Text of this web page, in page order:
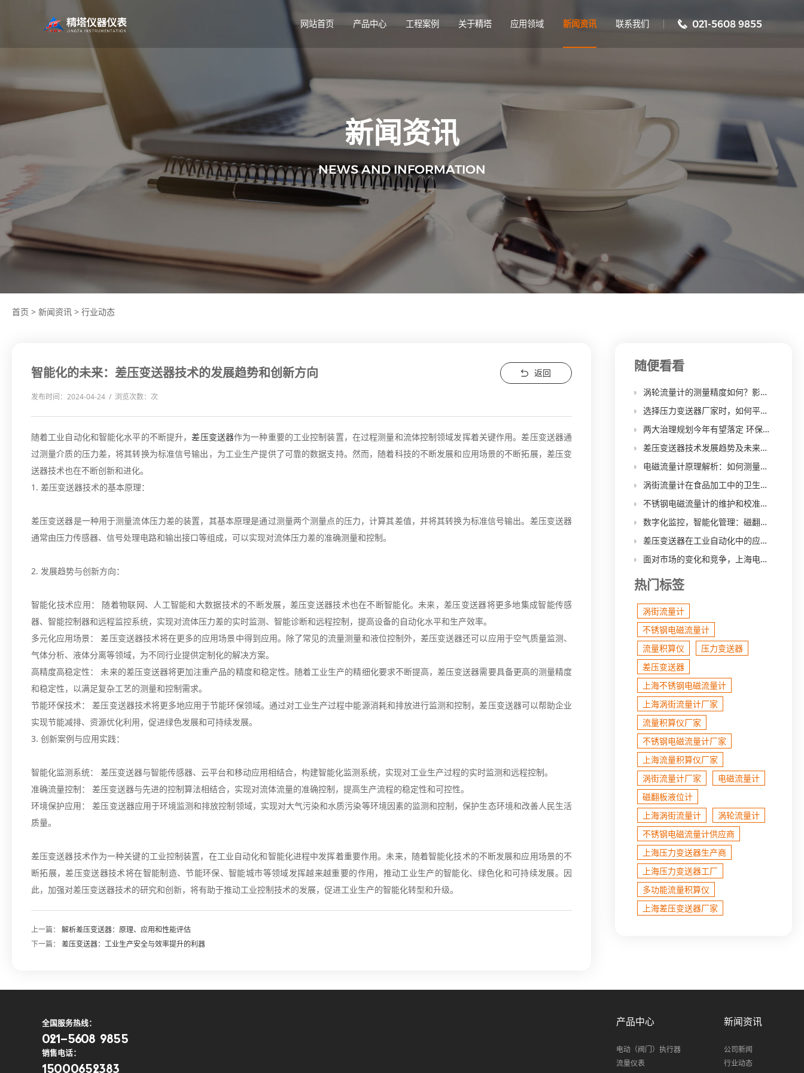
网站首页 产品中心 工程案例 关于精塔 应用领域 新闻资讯 联系我们 021-5608 9855
新闻资讯
NEWS AND INFORMATION
首页 > 新闻资讯 > 行业动态
智能化的未来：差压变送器技术的发展趋势和创新方向 返回
发布时间：2024-04-24 / 浏览次数： 次
随着工业自动化和智能化水平的不断提升，差压变送器作为一种重要的工业控制装置，在过程测量和流体控制领域发挥着关键作用。差压变送器通
过测量介质的压力差，将其转换为标准信号输出，为工业生产提供了可靠的数据支持。然而，随着科技的不断发展和应用场景的不断拓展，差压变
送器技术也在不断创新和进化。
1. 差压变送器技术的基本原理：
差压变送器是一种用于测量流体压力差的装置，其基本原理是通过测量两个测量点的压力，计算其差值，并将其转换为标准信号输出。差压变送器
通常由压力传感器、信号处理电路和输出接口等组成，可以实现对流体压力差的准确测量和控制。
2. 发展趋势与创新方向：
智能化技术应用： 随着物联网、人工智能和大数据技术的不断发展，差压变送器技术也在不断智能化。未来，差压变送器将更多地集成智能传感
器、智能控制器和远程监控系统，实现对流体压力差的实时监测、智能诊断和远程控制，提高设备的自动化水平和生产效率。
多元化应用场景： 差压变送器技术将在更多的应用场景中得到应用。除了常见的流量测量和液位控制外，差压变送器还可以应用于空气质量监测、
气体分析、液体分离等领域，为不同行业提供定制化的解决方案。
高精度高稳定性： 未来的差压变送器将更加注重产品的精度和稳定性。随着工业生产的精细化要求不断提高，差压变送器需要具备更高的测量精度
和稳定性，以满足复杂工艺的测量和控制需求。
节能环保技术： 差压变送器技术将更多地应用于节能环保领域。通过对工业生产过程中能源消耗和排放进行监测和控制，差压变送器可以帮助企业
实现节能减排、资源优化利用，促进绿色发展和可持续发展。
3. 创新案例与应用实践：
智能化监测系统： 差压变送器与智能传感器、云平台和移动应用相结合，构建智能化监测系统，实现对工业生产过程的实时监测和远程控制。
准确流量控制： 差压变送器与先进的控制算法相结合，实现对流体流量的准确控制，提高生产流程的稳定性和可控性。
环境保护应用： 差压变送器应用于环境监测和排放控制领域，实现对大气污染和水质污染等环境因素的监测和控制，保护生态环境和改善人民生活
质量。
差压变送器技术作为一种关键的工业控制装置，在工业自动化和智能化进程中发挥着重要作用。未来，随着智能化技术的不断发展和应用场景的不
断拓展，差压变送器技术将在智能制造、节能环保、智能城市等领域发挥越来越重要的作用，推动工业生产的智能化、绿色化和可持续发展。因
此，加强对差压变送器技术的研究和创新，将有助于推动工业控制技术的发展，促进工业生产的智能化转型和升级。
上一篇： 解析差压变送器：原理、应用和性能评估
下一篇： 差压变送器：工业生产安全与效率提升的利器
随便看看
涡轮流量计的测量精度如何？影响其精度的因素有哪些？
选择压力变送器厂家时，如何平衡产品质量和价格？
两大治理规划今年有望落定 环保产业迎新机遇
差压变送器技术发展趋势及未来展望
电磁流量计原理解析：如何测量液体流量？
涡街流量计在食品加工中的卫生要求分析
不锈钢电磁流量计的维护和校准周期是怎样确定的？
数字化监控，智能化管理：磁翻板液位计的创新应用
差压变送器在工业自动化中的应用与优势
面对市场的变化和竞争，上海电磁流量计厂家的发展战略有何不同？
热门标签
涡街流量计
不锈钢电磁流量计
流量积算仪
压力变送器
差压变送器
上海不锈钢电磁流量计
上海涡街流量计厂家
流量积算仪厂家
不锈钢电磁流量计厂家
上海流量积算仪厂家
涡街流量计厂家
电磁流量计
磁翻板液位计
上海涡街流量计
涡轮流量计
不锈钢电磁流量计​供应商
上海压力变送器生产商
上海压力变送器工厂
多功能流量积算仪
上海差压变送器厂家
全国服务热线：
021-5608 9855
销售电话：
15000652383
产品中心
电动（阀门）执行器
流量仪表
新闻资讯
公司新闻
行业动态